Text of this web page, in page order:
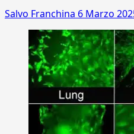
Salvo Franchina 6 Marzo